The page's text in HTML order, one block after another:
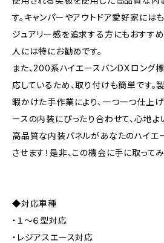
す。キャンパーやアウトドア愛好家には
ジュアリー感を追求する方にもおすす
人には特にお勧めです。
また、200系ハイエースバンDXロング
応しているため、取り付けも簡単です。
暇かけた手作業により、一つ一つ仕上げ
ースの内装にぴったり合わせて、心地よ
高品質な内装パネルがあなたのハイエ
させます！是非、この機会に手に取ってみ
◆対応車種
・１～６型対応
・レジアスエース対応